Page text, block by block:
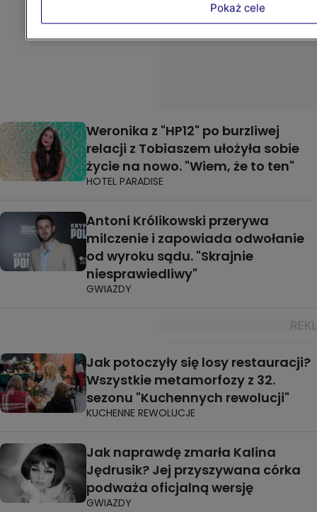
Weronika z "HP12" po burzliwej
relacji z Tobiaszem ułożyła sobie
życie na nowo. "Wiem, że to ten"
HOTEL PARADISE
Antoni Królikowski przerywa
milczenie i zapowiada odwołanie
od wyroku sądu. "Skrajnie
niesprawiedliwy"
GWIAZDY
Jak potoczyły się losy restauracji?
Wszystkie metamorfozy z 32.
sezonu "Kuchennych rewolucji"
KUCHENNE REWOLUCJE
Jak naprawdę zmarła Kalina
Jędrusik? Jej przyszywana córka
podważa oficjalną wersję
GWIAZDY
Pokaż cele